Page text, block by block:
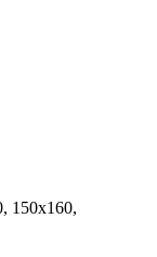
150x160,